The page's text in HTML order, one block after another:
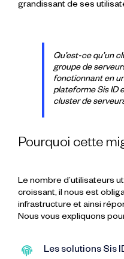
grandissant de ses
Qu’est-ce qu’un
groupe de
fonctionnant en
plateforme Sis ID
cluster de
Pourquoi cette
Le nombre d’utilisateurs
croissant, il nous est
infrastructure et ainsi
Nous vous expliquons
Les solutions Sis